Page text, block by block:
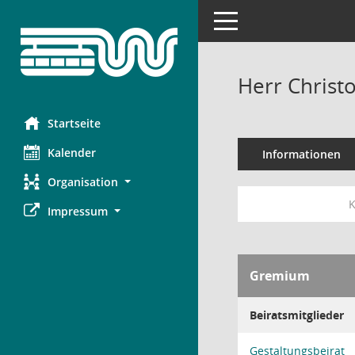
Startseite
Kalender
Organisation
Impressum
Toggle navigation
Herr
Informationen
Gremium
Beiratsmitglieder
Gestaltungsbeirat